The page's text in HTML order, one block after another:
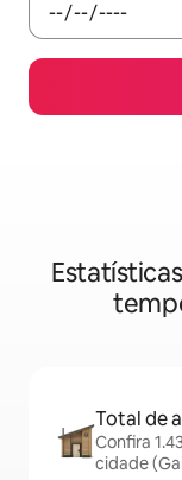
Total de
Confira
cidade